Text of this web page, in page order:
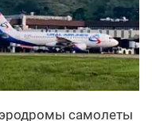
самолеты